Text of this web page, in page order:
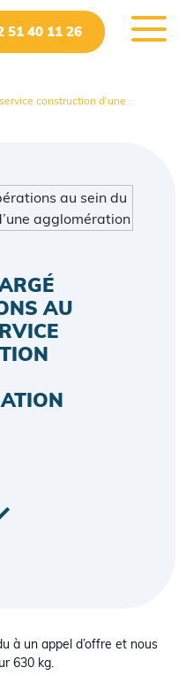
51 40 11 26
AU
à un appel d’offre et nous
630 kg.